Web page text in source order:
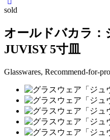
sold
オールドバカラ：
JUVISY 5寸皿
Glasswares, Recommend-for-